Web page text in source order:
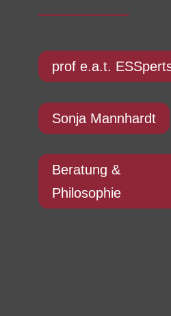
prof e.a.t.
Sonja Mannhardt
Beratung &
Philosophie